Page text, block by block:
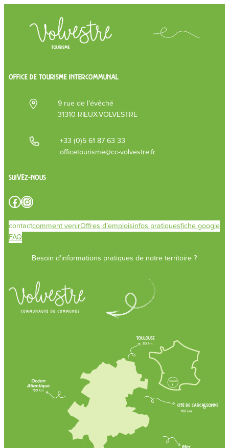
OFFICE DE TOURISME INTERCOMMUNAL
9 rue de l’évêché
31310 RIEUX-VOLVESTRE
+33 (0)5 61 87 63 33
officetourisme@cc-volvestre.fr
Suivez-nous
Facebook Instagram
contactcomment venirOffres d’emploisinfos pratiquesfiche google
FAQ
Besoin d’informations pratiques de notre territoire ?